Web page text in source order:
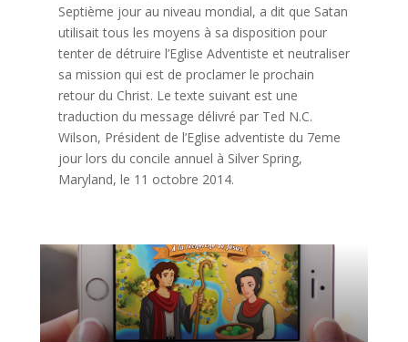
Septième jour au niveau mondial, a dit que Satan
utilisait tous les moyens à sa disposition pour
tenter de détruire l’Eglise Adventiste et neutraliser
sa mission qui est de proclamer le prochain
retour du Christ. Le texte suivant est une
traduction du message délivré par Ted N.C.
Wilson, Président de l’Eglise adventiste du 7eme
jour lors du concile annuel à Silver Spring,
Maryland, le 11 octobre 2014.